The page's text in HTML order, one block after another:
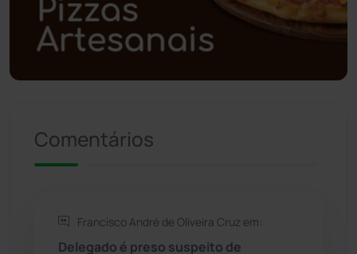
Política (03)
Presidente Jânio Qu... (125)
Rio de Contas
Rio do Antônio
Comentários
Francisco André de Oliveira Cruz em:
Delegado é preso suspeito de